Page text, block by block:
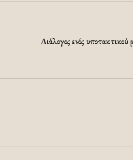
Διάλογος ενός υποτακτικού